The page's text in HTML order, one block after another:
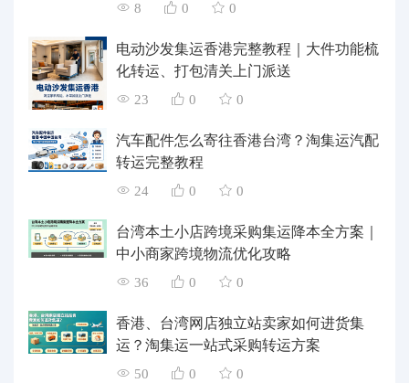
8 0 0
电动沙发集运香港完整教程｜大件功能梳
化转运、打包清关上门派送
23 0 0
汽车配件怎么寄往香港台湾？淘集运汽配
转运完整教程
24 0 0
台湾本土小店跨境采购集运降本全方案｜
中小商家跨境物流优化攻略
36 0 0
香港、台湾网店独立站卖家如何进货集
运？淘集运一站式采购转运方案
50 0 0